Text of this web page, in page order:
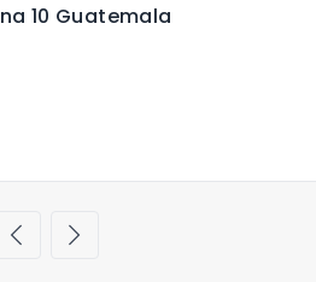
10 Guatemala
chevron_left chevron_right